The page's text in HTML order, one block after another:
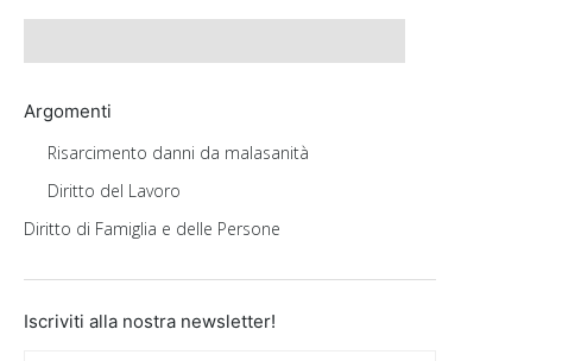
Argomenti
Risarcimento danni da malasanità
Diritto del Lavoro
Diritto di Famiglia e delle Persone
Iscriviti alla nostra newsletter!